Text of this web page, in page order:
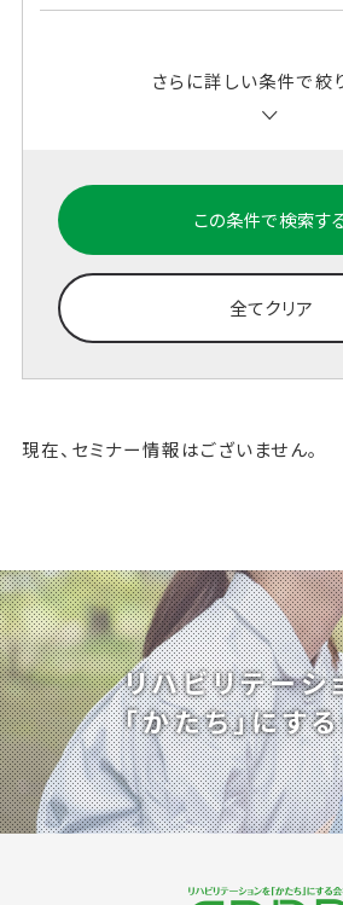
さらに詳しい条件で絞
この条件で検索す
全てクリア
現在、セミナー情報はございません。
リハビリテーシ
「かたち」にす